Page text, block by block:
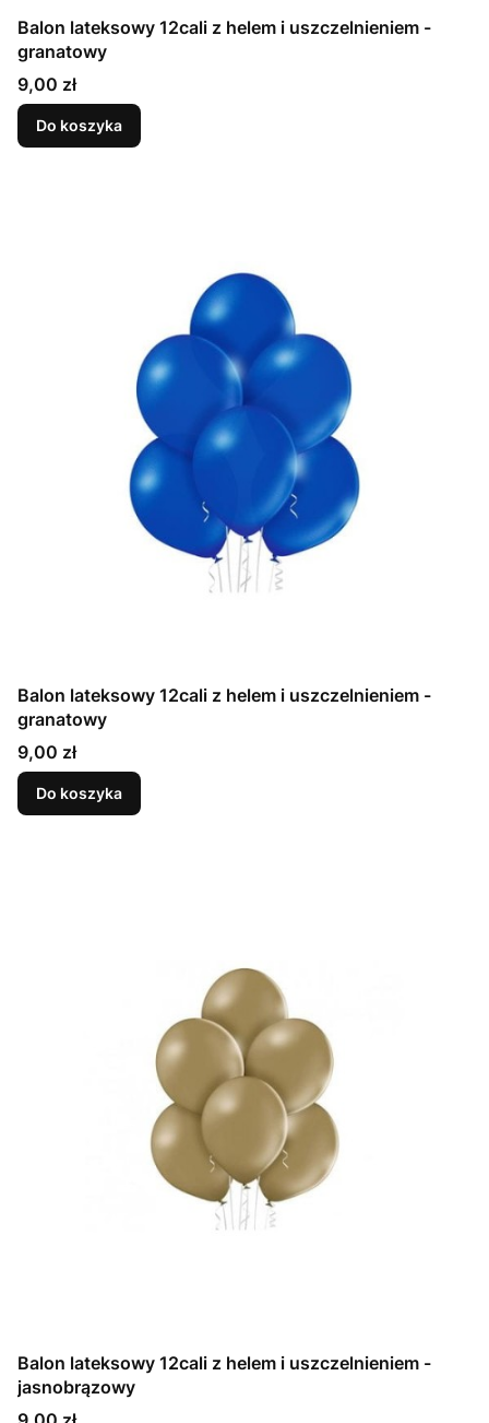
Balon lateksowy 12cali z helem i uszczelnieniem -
granatowy
Cena
9,00 zł
Do koszyka
Balon lateksowy 12cali z helem i uszczelnieniem -
granatowy
Cena
9,00 zł
Do koszyka
Balon lateksowy 12cali z helem i uszczelnieniem -
jasnobrązowy